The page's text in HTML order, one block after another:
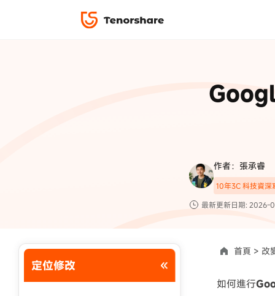
4DDiG
4DDiG
·iPhone 照片備份
為您提供最豐富的教學影片
限時 5 折優惠，立即
複製折扣碼
前往搶購
作者：張承睿
10年3C 科技資深
最新更新日期: 2026-
定位修改
首頁 > 改
如何進行